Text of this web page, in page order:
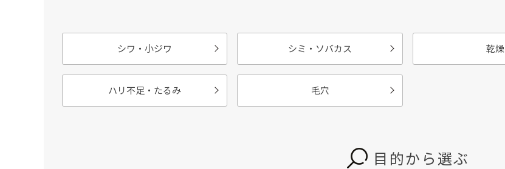
シワ・小ジワ シミ・ソバカス 乾燥
ハリ不足・たるみ 毛穴
目的から選ぶ